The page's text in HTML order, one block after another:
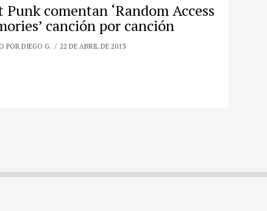
Punk comentan ‘Random Access
canción por canción
POR DIEGO G. 22 DE ABRIL DE 2013